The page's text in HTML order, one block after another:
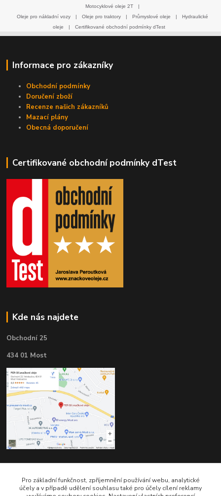
Motocyklové oleje 2T
|
Oleje pro nákladní vozy
| Oleje pro traktory | Průmyslové oleje |
Hydraulické
oleje
| Certifikované obchodní podmínky dTest
Informace pro zákazníky
Obchodní podmínky
Doručení zboží
Recenze našich zákazníků
Mazací plány
Obecná doporučení
Certifikované obchodní podmínky dTest
Kde nás najdete
Obchodní 25
434 01 Most
Kontakty
Pro základní funkčnost, zpříjemnění používání webu, analytické
účely a v případě udělení souhlasu také pro účely cílení reklamy